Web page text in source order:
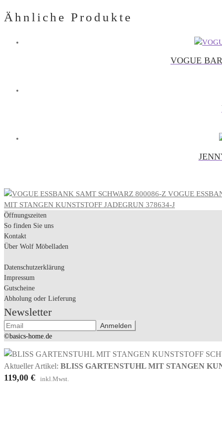
Ähnliche Produkte
VOGUE
VOGUE
MIT STANGEN KUNSTSTOFF JADEGRUN 378634-J
Öffnungszeiten
So finden Sie uns
Kontakt
Über Wolf Möbelladen
Datenschutzerklärung
Impressum
Gutscheine
Abholung oder Lieferung
Newsletter
©basics-home.de
Aktueller Artikel: BLISS GARTENSTUHL MIT STANGEN
119,00 € inkl.Mwst.